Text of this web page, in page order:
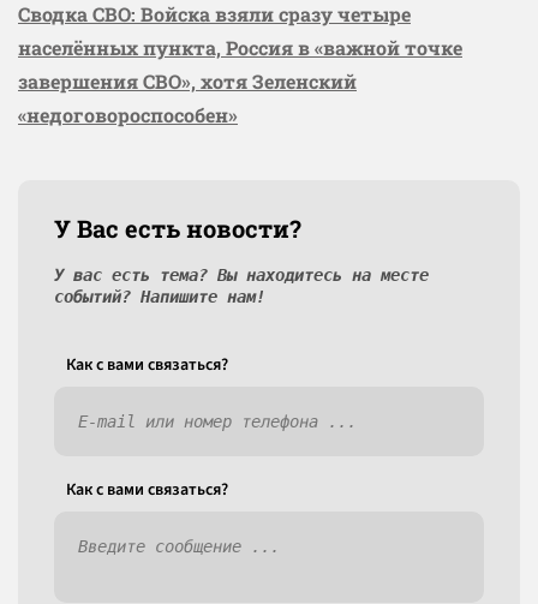
Сводка СВО: Войска взяли сразу четыре
населённых пункта, Россия в «важной точке
завершения СВО», хотя Зеленский
«недоговороспособен»
У Вас есть новости?
У вас есть тема? Вы находитесь на месте
событий? Напишите нам!
Как c вами связаться?
Как c вами связаться?